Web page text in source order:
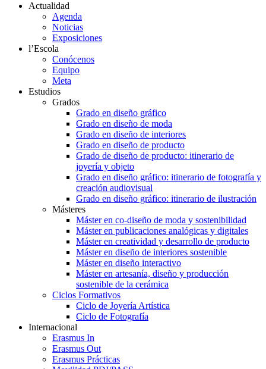
Actualidad
Agenda
Noticias
Exposiciones
l’Escola
Conócenos
Equipo
Meta
Estudios
Grados
Grado en diseño gráfico
Grado en diseño de moda
Grado en diseño de interiores
Grado en diseño de producto
Grado de diseño de producto: itinerario de
joyería y objeto
Grado en diseño gráfico: itinerario de fotografía y
creación audiovisual
Grado en diseño gráfico: itinerario de ilustración
Másteres
Máster en co-diseño de moda y sostenibilidad
Máster en publicaciones analógicas y digitales
Máster en creatividad y desarrollo de producto
Máster en diseño de interiores sostenible
Máster en diseño interactivo
Máster en artesanía, diseño y producción
sostenible de la cerámica
Ciclos Formativos
Ciclo de Joyería Artística
Ciclo de Fotografía
Internacional
Erasmus In
Erasmus Out
Erasmus Prácticas